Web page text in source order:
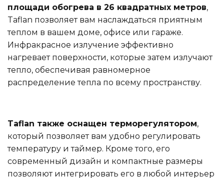
площади обогрева в 26 квадратных метров,
Taflan позволяет вам наслаждаться приятным
теплом в вашем доме, офисе или гараже.
Инфракрасное излучение эффективно
нагревает поверхности, которые затем излучают
тепло, обеспечивая равномерное
распределение тепла по всему пространству.
Taflan также оснащен терморегулятором,
который позволяет вам удобно регулировать
температуру и таймер. Кроме того, его
современный дизайн и компактные размеры
позволяют интегрировать его в любой интерьер